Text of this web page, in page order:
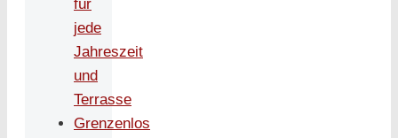
für
jede
Jahreszeit
und
Terrasse
Grenzenlos